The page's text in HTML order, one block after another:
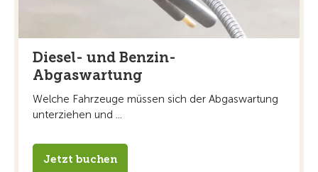
Diesel- und Benzin-
Abgaswartung
Welche Fahrzeuge müssen sich der Abgaswartung
unterziehen und ...
Jetzt buchen